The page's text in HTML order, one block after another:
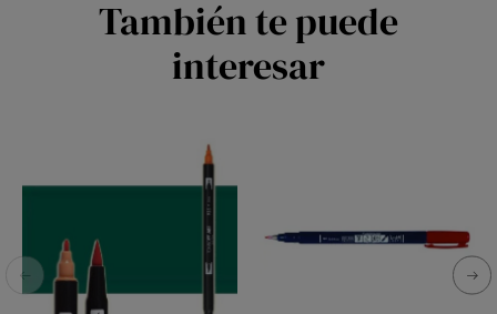
También te puede
interesar